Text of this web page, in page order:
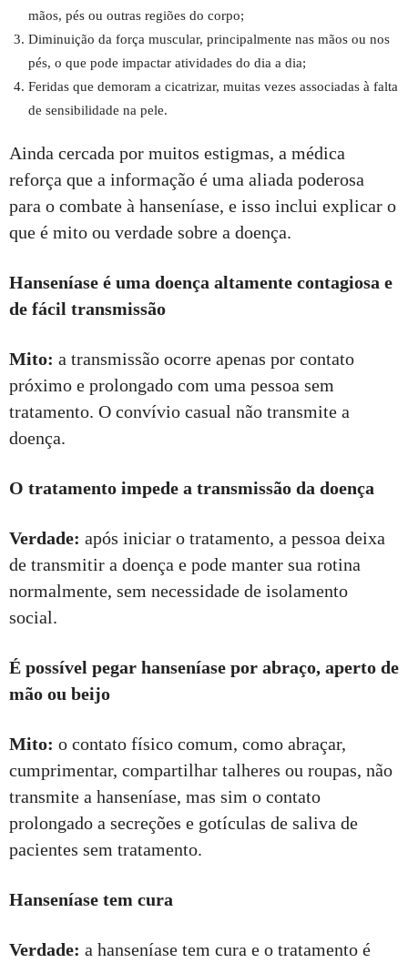
mãos, pés ou outras regiões do corpo;
Diminuição da força muscular, principalmente nas mãos ou nos
pés, o que pode impactar atividades do dia a dia;
Feridas que demoram a cicatrizar, muitas vezes associadas à falta
de sensibilidade na pele.
Ainda cercada por muitos estigmas, a médica
reforça que a informação é uma aliada poderosa
para o combate à hanseníase, e isso inclui explicar o
que é mito ou verdade sobre a doença.
Hanseníase é uma doença altamente contagiosa e
de fácil transmissão
Mito: a transmissão ocorre apenas por contato
próximo e prolongado com uma pessoa sem
tratamento. O convívio casual não transmite a
doença.
O tratamento impede a transmissão da doença
Verdade: após iniciar o tratamento, a pessoa deixa
de transmitir a doença e pode manter sua rotina
normalmente, sem necessidade de isolamento
social.
É possível pegar hanseníase por abraço, aperto de
mão ou beijo
Mito: o contato físico comum, como abraçar,
cumprimentar, compartilhar talheres ou roupas, não
transmite a hanseníase, mas sim o contato
prolongado a secreções e gotículas de saliva de
pacientes sem tratamento.
Hanseníase tem cura
Verdade: a hanseníase tem cura e o tratamento é